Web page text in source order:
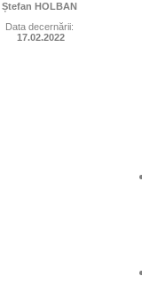
Ștefan HOLBAN
Data decernării:
17.02.2022